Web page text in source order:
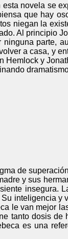
novela se
que hay
niegan la
Al principio
parte,
a casa, y
Hemlock y
de
y sus
insegura.
inteligencia y
le van mejor
tanto dosis de
es una